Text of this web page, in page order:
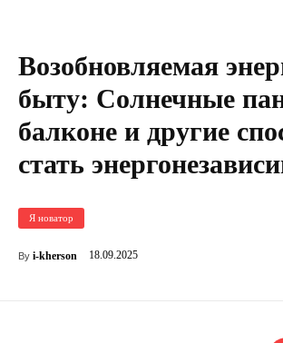
Возобновляемая
быту: Солнечные
балконе и другие
стать
Я новатор
By i-kherson 18.09.2025